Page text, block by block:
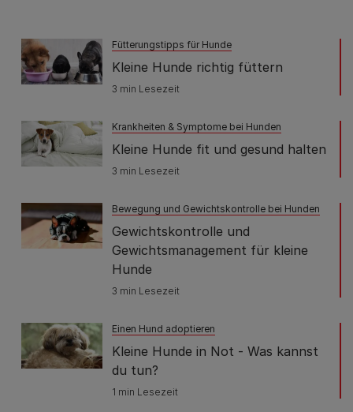
Fütterungstipps für Hunde
Kleine Hunde richtig füttern
3 min Lesezeit
Krankheiten & Symptome bei Hunden
Kleine Hunde fit und gesund halten
3 min Lesezeit
Bewegung und Gewichtskontrolle bei Hunden
Gewichtskontrolle und
Gewichtsmanagement für kleine
Hunde
3 min Lesezeit
Einen Hund adoptieren
Kleine Hunde in Not - Was kannst
du tun?
1 min Lesezeit